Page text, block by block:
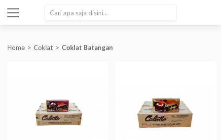
Home Coklat Coklat Batangan